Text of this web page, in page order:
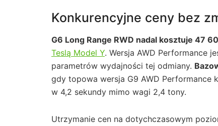
Konkurencyjne ceny bez
G6 Long Range RWD nadal kosztuje 47
Teslą Model Y. Wersja AWD Performance
parametrów wydajności tej odmiany.
gdy topowa wersja G9 AWD Performance
w 4,2 sekundy mimo wagi 2,4 tony.
Utrzymanie cen na dotychczasowym